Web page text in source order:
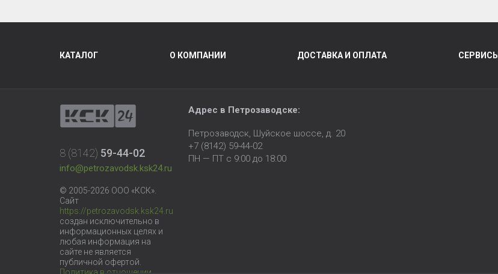
КАТАЛОГ О КОМПАНИИ ДОСТАВКА И ОПЛАТА СЕРВИСЫ
8 (8142) 59-44-02
info@petrozavodsk.ksk24.ru
© 2005-2026 ООО «КСК».
Сайт
https://petrozavodsk.ksk24.ru
создан исключительно в
информационных целях и
любая информация на
сайте не является
публичной офертой.
Адрес в Петрозаводске:
Петрозаводск, Шуйское шоссе, д. 20
+7 (8142) 59-44-02
ПН — ПТ с 9:00 до 18:00